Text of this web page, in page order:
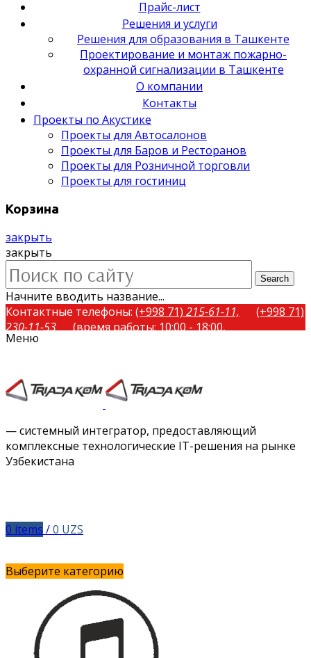
Прайс-лист
Решения и услуги
Решения для образования в Ташкенте
Проектирование и монтаж пожарно-
охранной сигнализации в Ташкенте
О компании
Контакты
Проекты по Акустике
Проекты для Автосалонов
Проекты для Баров и Ресторанов
Проекты для Розничной торговли
Проекты для гостиниц
Корзина
закрыть
закрыть
Search
Начните вводить название...
Контактные телефоны: (+998 71) 215-61-11,
(+998 71)
230-11-53
(время работы: 10:00 - 18:00,
понедельник-пятница)
Instagram
Vimeo
Меню
— системный интегратор, предоставляющий
комплексные технологические IT-решения на рынке
Узбекистана
0 items /0 UZS
Выберите категорию